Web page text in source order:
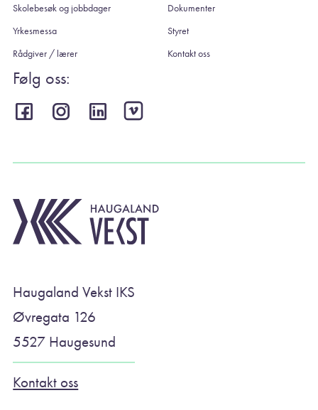
Skolebesøk og jobbdager
Yrkesmessa
Rådgiver / lærer
Dokumenter
Styret
Kontakt oss
Følg oss:
Haugaland Vekst IKS
Øvregata 126
5527 Haugesund
Kontakt oss